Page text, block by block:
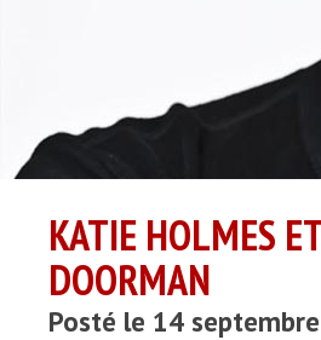
KATIE HOLMES
DOORMAN
Posté le 14